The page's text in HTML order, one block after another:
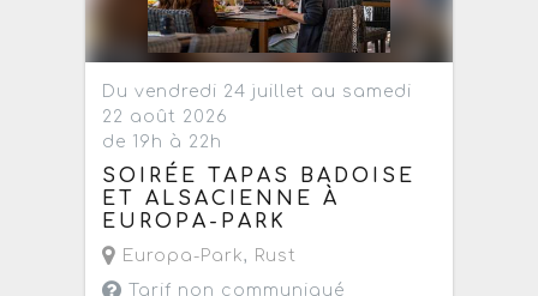
Du vendredi 24 juillet au samedi
22 août 2026
de 19h à 22h
SOIRÉE TAPAS BADOISE
ET ALSACIENNE À
EUROPA-PARK
Europa-Park, Rust
Tarif non communiqué